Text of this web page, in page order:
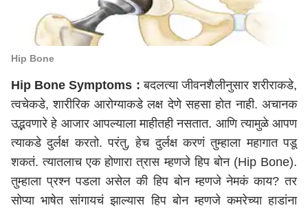
Hip Bone
Hip Bone Symptoms :बदलत्या जीवनशैलीनुसार शरीराकडे,
त्वचेकडे, शारीरिक आरोग्याकडे लक्ष देणे सहसा होत नाही. अचानक
उद्भवणारे हे आजार आपल्याला माहीतही नसतात. आणि त्यामुळे आपण
त्याकडे दुर्लक्ष करतो. परंतु, हेच दुर्लक्ष करणं तुम्हाला महागात पडू
शकतं. त्यातलाच एक होणारा त्रास म्हणजे हिप बोन (Hip Bone).
तुम्हाला प्रश्न पडला असेल की हिप बोन म्हणजे नेमकं काय? तर
सोप्या भाषेत सांगायचं झाल्यास हिप बोन म्हणजे कमरेच्या हाडांना